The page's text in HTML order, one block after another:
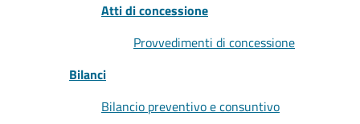
Atti di concessione
Provvedimenti di concessione
Bilanci
Bilancio preventivo e consuntivo